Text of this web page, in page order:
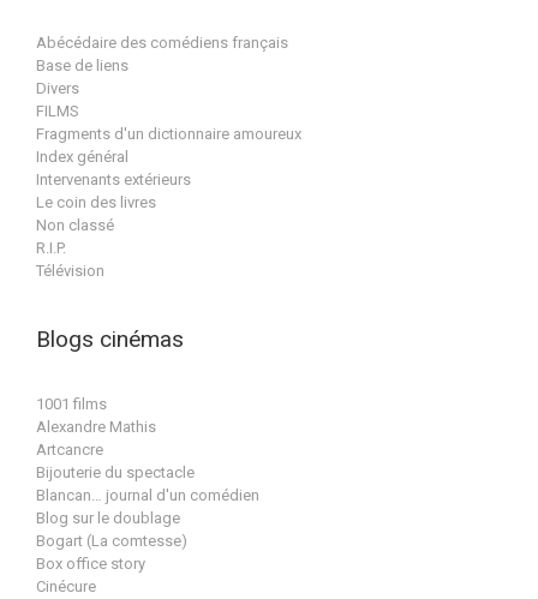
Abécédaire des comédiens français
Base de liens
Divers
FILMS
Fragments d'un dictionnaire amoureux
Index général
Intervenants extérieurs
Le coin des livres
Non classé
R.I.P.
Télévision
Blogs cinémas
1001 films
Alexandre Mathis
Artcancre
Bijouterie du spectacle
Blancan… journal d'un comédien
Blog sur le doublage
Bogart (La comtesse)
Box office story
Cinécure